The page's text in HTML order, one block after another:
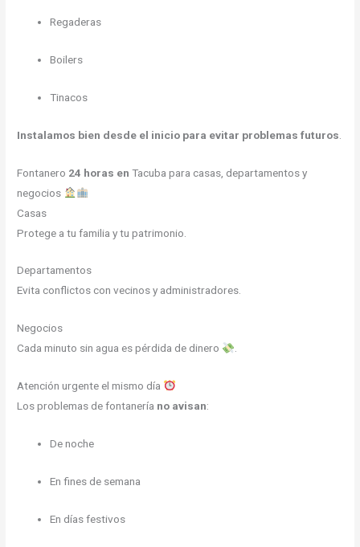
Regaderas
Boilers
Tinacos
Instalamos bien desde el inicio para evitar problemas futuros
Fontanero 24 horas en Tacuba para casas, departamentos y
negocios
Casas
Protege a tu familia y tu patrimonio.
Departamentos
Evita conflictos con vecinos y administradores.
Negocios
Cada minuto sin agua es pérdida de dinero
.
Atención urgente el mismo día
Los problemas de fontanería no avisan:
De noche
En fines de semana
En días festivos